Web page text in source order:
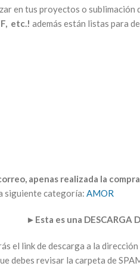
en tus proyectos o sublimación
etc.! además están listas para
apenas realizada la
siguiente categoría: AMOR
► Esta es una
el link de descarga a la
debes revisar la carpeta de